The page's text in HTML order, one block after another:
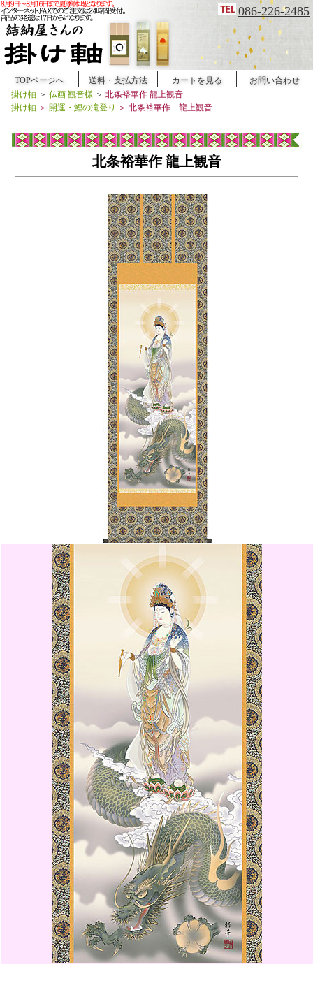
086-226-2485
TOPページへ 送料・支払方法 カートを見る
お問い合わせ
掛け軸 ＞ 仏画 観音様 ＞ 北条裕華作 龍上観音
掛け軸 ＞ 開運・鯉の滝登り ＞ 北条裕華作 龍上観音
北条裕華作 龍上観音